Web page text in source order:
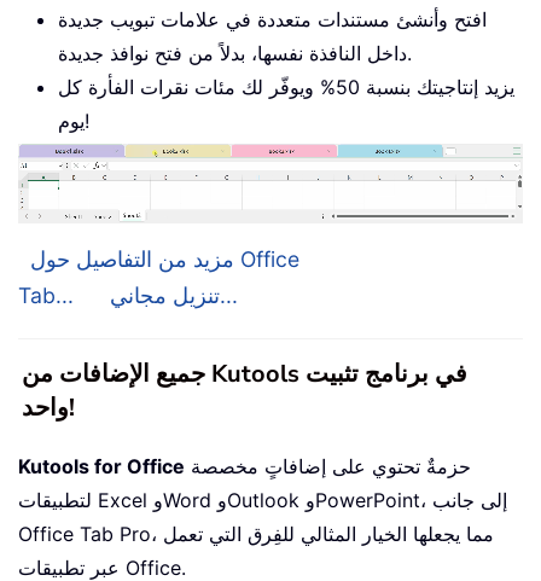
افتح وأنشئ مستندات متعددة في علامات تبويب جديدة
داخل النافذة نفسها، بدلاً من فتح نوافذ جديدة.
يزيد إنتاجيتك بنسبة 50% ويوفّر لك مئات نقرات الفأرة كل
يوم!
مزيد من التفاصيل حول Office
Tab...
تنزيل مجاني...
جميع الإضافات من Kutools في برنامج تثبيت
واحد!
Kutools for Office
لتطبيقات Excel وWord وOutlook وPowerPoint، إلى جانب
Office Tab Pro، مما يجعلها الخيار المثالي للفِرق التي تعمل
عبر تطبيقات Office.